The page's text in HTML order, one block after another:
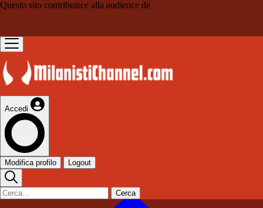
Questo sito contribuisce alla audience de
Accedi
Modifica profilo Logout
Cerca